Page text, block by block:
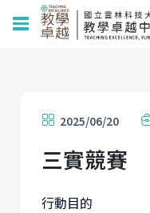
2025/06/20
三實競賽
行動目的